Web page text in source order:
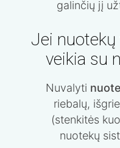
galinčių jį
Jei
veikia su
Nuvalyti
riebalų,
(stenkitės
nuotekų